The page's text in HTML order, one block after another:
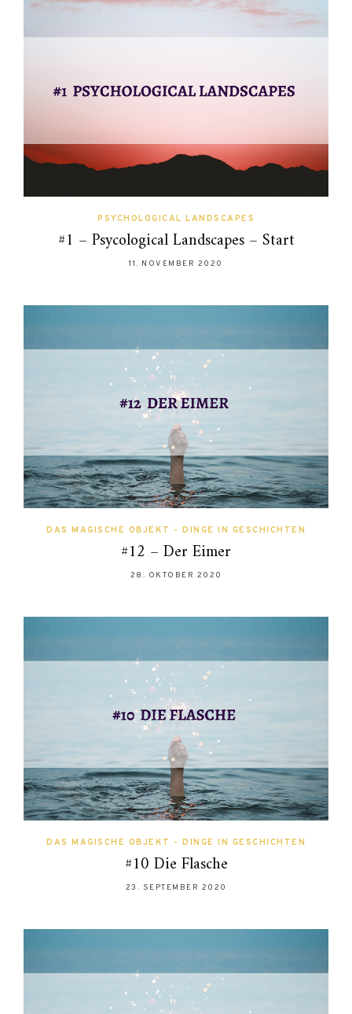
PSYCHOLOGICAL LANDSCAPES
#1 – Psycological Landscapes – Start
11. NOVEMBER 2020
DAS MAGISCHE OBJEKT - DINGE IN GESCHICHTEN
#12 – Der Eimer
28. OKTOBER 2020
DAS MAGISCHE OBJEKT - DINGE IN GESCHICHTEN
#10 Die Flasche
23. SEPTEMBER 2020